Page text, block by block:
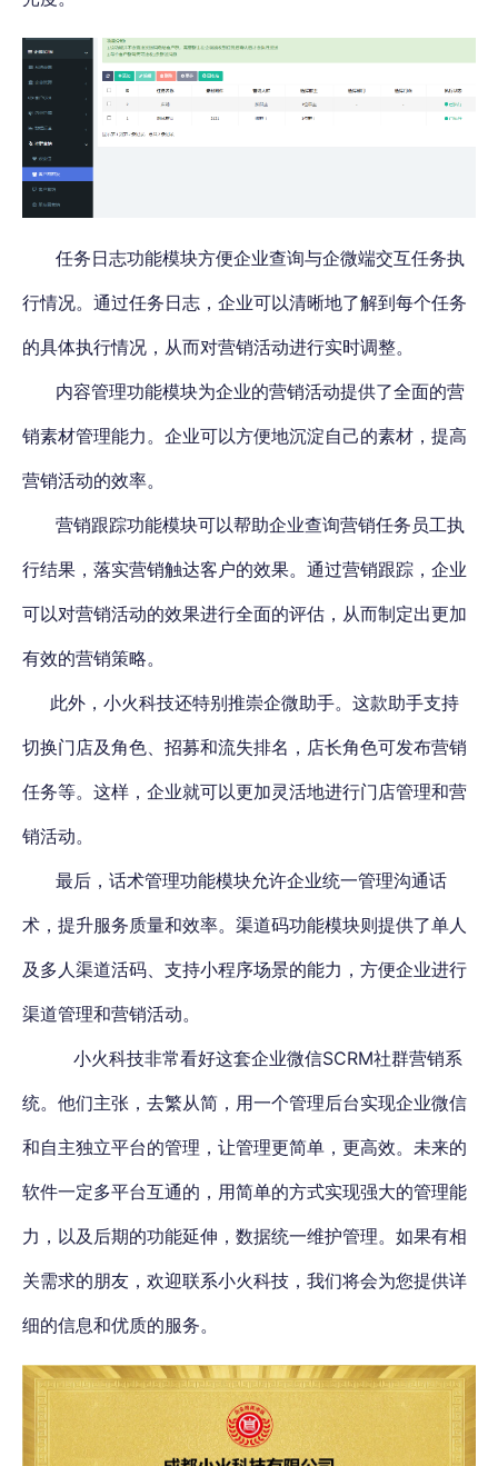
任务日志功能模块方便企业查询与企微端交互任务执
行情况。通过任务日志，企业可以清晰地了解到每个任务
的具体执行情况，从而对营销活动进行实时调整。
内容管理功能模块为企业的营销活动提供了全面的营
销素材管理能力。企业可以方便地沉淀自己的素材，提高
营销活动的效率。
营销跟踪功能模块可以帮助企业查询营销任务员工执
行结果，落实营销触达客户的效果。通过营销跟踪，企业
可以对营销活动的效果进行全面的评估，从而制定出更加
有效的营销策略。
此外，小火科技还特别推崇企微助手。这款助手支持
切换门店及角色、招募和流失排名 ，店长角色可发布营销
任务等。这样，企业就可以更加灵活地进行门店管理和营
销活动。
最后，话术管理功能模块允许企业统一管理沟通话
术，提升服务质量和效率。渠道码功能模块则提供了单人
及多人渠道活码、支持小程序场景的能力，方便企业进行
渠道管理和营销活动。
小火科技非常看好这套企业微信SCRM社群营销系
统。 他们主张，去繁从简，用一个管理后台实现企业微信
和自主独立平台的管理，让管理更简单，更高效。未来的
软件一定多平台互通的，用简单的方式实现强大的管理能
力，以及后期的功能延伸，数据统一维护管理。 如果有相
关需求的朋友，欢迎联系小火科技，我们将会为您提供详
细的信息和优质的服务。